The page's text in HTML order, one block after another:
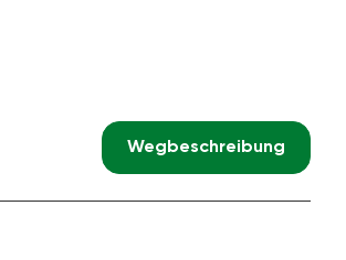
Wegbeschreibung